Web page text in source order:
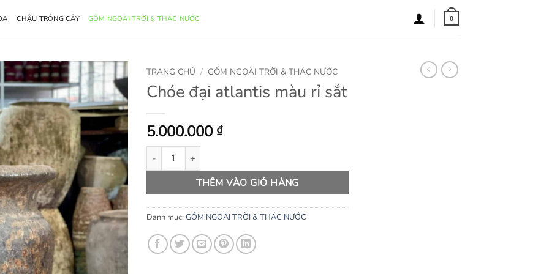
CHẬU TRỒNG CÂY GỐM NGOÀI TRỜI & THÁC NƯỚC 0
TRANG CHỦ / GỐM NGOÀI TRỜI & THÁC NƯỚC
Chóe đại atlantis màu rỉ sắt
5.000.000 ₫
Chóe đại atlantis màu rỉ sắt số lượng
THÊM VÀO GIỎ HÀNG
Danh mục: GỐM NGOÀI TRỜI & THÁC NƯỚC